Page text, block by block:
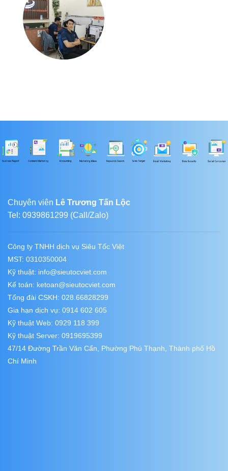
Chuyên viên Lê Trương Tấn Lộc
Tel: 0939861299 (Call/Zalo)
Công ty TNHH dịch vụ Siêu Tốc Việt
MST: 0310350004
Kỹ thuật: info@sieutocviet.com
Kế toán: ketoan@sieutocviet.com
Tổng đài CSKH: 028.66828299
Gia hạn dịch vụ: 0914 602 605
Kỹ thuật Web: 0929 118 399
Kỹ thuật Server: 0919695399
47/14 Đường Trần Văn Cẩn, Phường Phú Thạnh, Thành phố Hồ
Chí Minh